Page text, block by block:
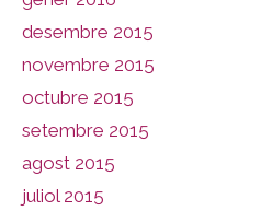
desembre 2015
novembre 2015
octubre 2015
setembre 2015
agost 2015
juliol 2015